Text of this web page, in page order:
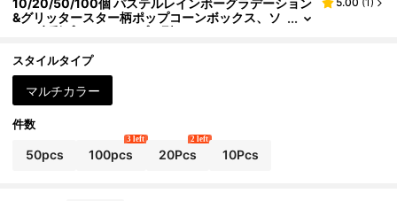
10/20/50/100個 パステルレインボーグラデーション
&グリッタースター柄ポップコーンボックス、ソ
フト水彩プリントオープン型スナックコンテナ、
イドポテト、キャンディー、デザートに適し、テーマ
パーティー、お祝いの集まり、ガーデンイベント、ホ
リデーセレブレーション、プレウェディングパーティ
ー、パーティーギフト、食品包装用品、耐久性のある
軽量パーティーアクセサリー、多目的スナック&トリ
ートコンテナ
スタイルタイプ
マルチカラー
件数
50pcs 100pcs
3 left
20Pcs
2 left
10Pcs